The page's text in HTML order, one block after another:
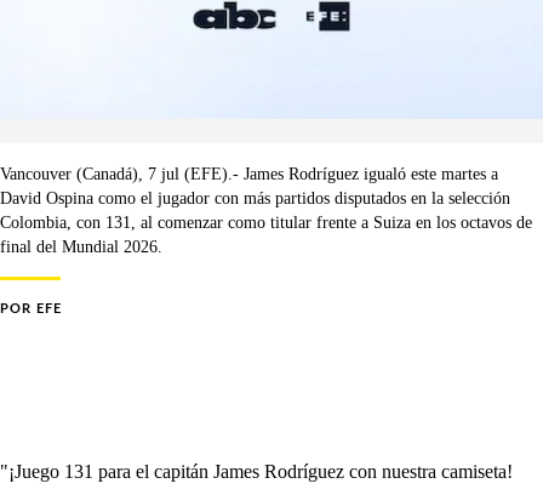
Vancouver (Canadá), 7 jul (EFE).- James Rodríguez igualó este martes a
David Ospina como el jugador con más partidos disputados en la selección
Colombia, con 131, al comenzar como titular frente a Suiza en los octavos de
final del Mundial 2026.
POR EFE
"¡Juego 131 para el capitán James Rodríguez con nuestra camiseta!